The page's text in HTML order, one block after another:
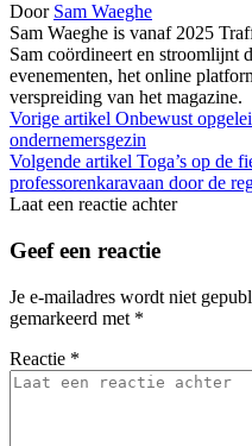
Door Sam Waeghe
Sam Waeghe is vanaf 2025
Sam coördineert en stroomlijnt
evenementen, het online
verspreiding van het magazine.
Vorige artikel Onbewust
ondernemersgezin
Volgende artikel Toga’s op de
professorenkaravaan door de
Laat een reactie achter
Geef een reactie
Je e-mailadres wordt niet
gemarkeerd met *
Reactie *